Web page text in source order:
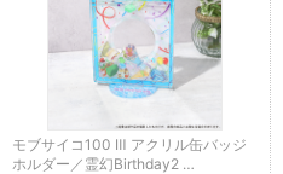
モブサイコ100 Ⅲ アクリル缶バッジ
ホルダー／霊幻Birthday2 …